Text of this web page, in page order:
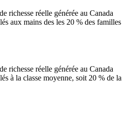
richesse réelle générée au Canada
aux mains des les 20 % des familles
richesse réelle générée au Canada
à la classe moyenne, soit 20 % de la